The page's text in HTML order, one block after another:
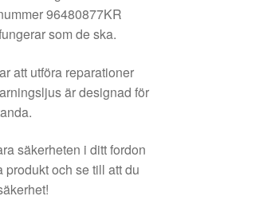
96480877KR
som de ska.
att utföra reparationer
är designad för
säkerheten i ditt fordon
och se till att du